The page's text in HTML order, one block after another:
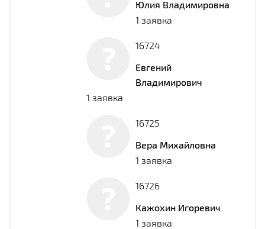
Юлия Владимировна
1 заявка
16724
Евгений
Владимирович
1 заявка
16725
Вера Михайловна
1 заявка
16726
Кажохин Игоревич
1 заявка